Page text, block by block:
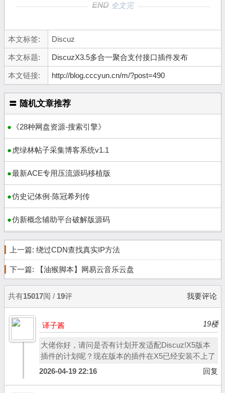
全文完
本文标签: Discuz
本文标题: DiscuzX3.5多合一聚合支付接口插件发布
本文链接: http://blog.cccyun.cn/m/?post=490
〓 随机文章推荐
《28种网盘资源-搜索引擎》
虎绿林帖子采集博客系统v1.1
最新ACE专用压流源码移植版
仿史记体例·陈冠希列传
仿新概念辅助平台破解版源码
上一篇: 绕过CDN查找真实IP方法
下一篇: 【油猴脚本】网易云音乐云盘
共有15017阅 / 19评 我要评论
译子酱 19楼
大佬你好，请问是否有计划开发适配Discuz!X5版本
插件的计划呢？现在版本的插件在X5已经安装不上了
2026-04-19 22:16
回复